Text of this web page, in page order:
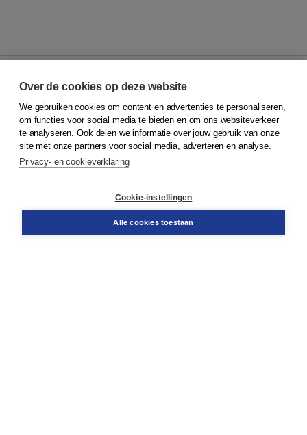
© 2026Koninklijke Boom uitgevers
Klantenservice
Service & informatie
Contact
Over de cookies op deze website
We gebruiken cookies om content en advertenties te personaliseren,
om functies voor social media te bieden en om ons websiteverkeer
te analyseren. Ook delen we informatie over jouw gebruik van onze
site met onze partners voor social media, adverteren en analyse.
Privacy- en cookieverklaring
Cookie-instellingen
Alle cookies toestaan